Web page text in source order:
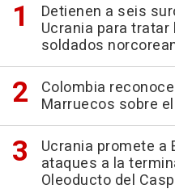
Detienen a seis
Ucrania para
soldados
Colombia
Marruecos sobre
Ucrania promete a
ataques a la
Oleoducto del